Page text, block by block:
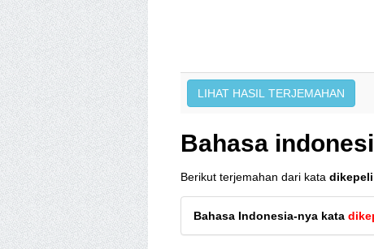
Bahasa
Berikut terjemahan dari kata dikepeli
Bahasa Indonesia-nya kata